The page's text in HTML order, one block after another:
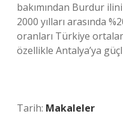
bakımından Burdur
2000 yılları arasında
oranları Türkiye
özellikle Antalya’ya
Tarih: Makaleler